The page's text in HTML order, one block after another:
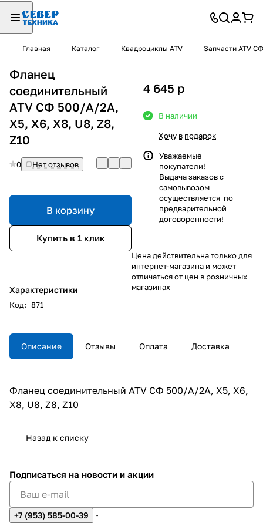
Главная Каталог Квадроциклы ATV Запчасти ATV СФ
Фланец
соединительный
ATV СФ 500/А/2А,
Х5, Х6, Х8, U8, Z8,
Z10
0 Нет отзывов
В корзину
Купить в 1 клик
Характеристики
Код: 871
4 645 p
В наличии
Хочу в подарок
Уважаемые
покупатели!
Выдача заказов с
самовывозом
осуществляется по
предварительной
договоренности!
Цена действительна только для
интернет-магазина и может
отличаться от цен в розничных
магазинах
Описание Отзывы Оплата Доставка
Фланец соединительный ATV СФ 500/А/2А, Х5, Х6,
Х8, U8, Z8, Z10
Назад к списку
Подписаться на новости и акции
+7 (953) 585-00-39